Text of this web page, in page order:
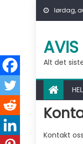
Skip tolørdag,
Alt det
Kontakt